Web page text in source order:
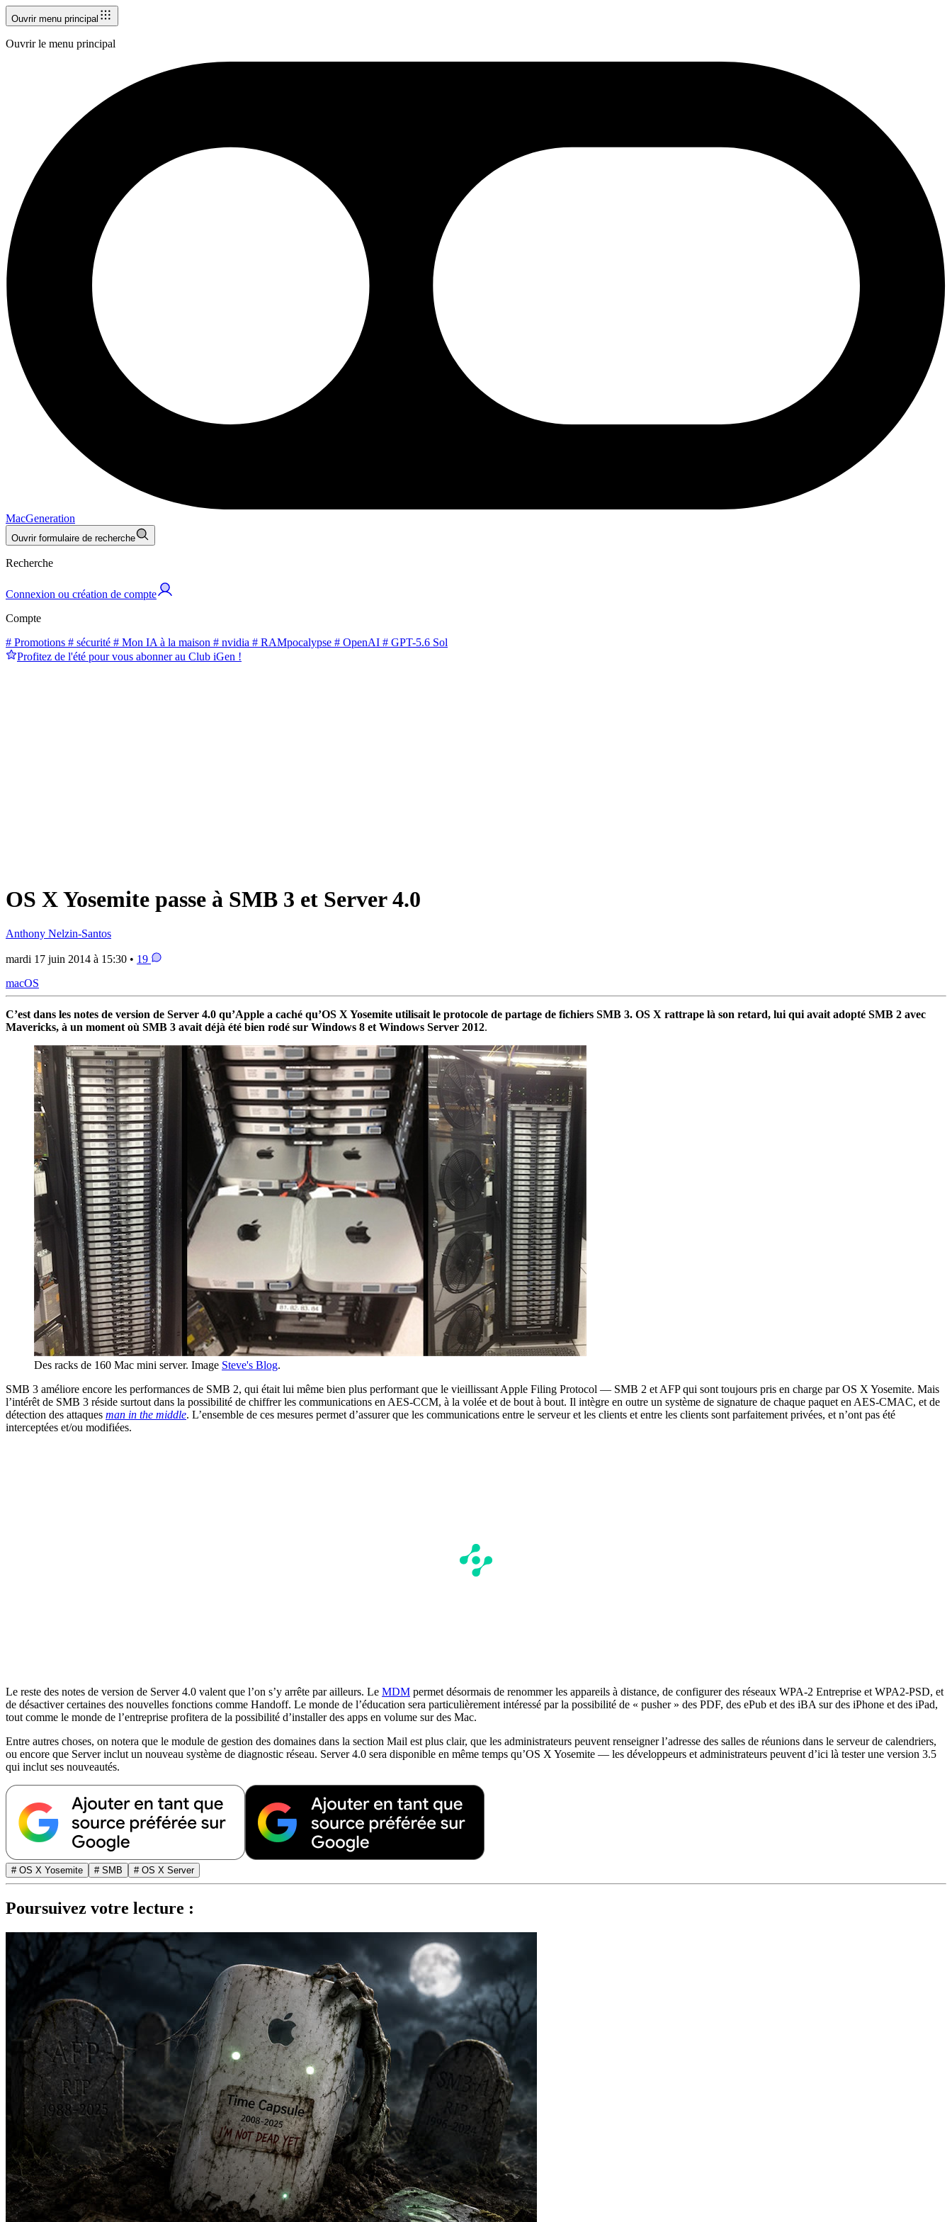
Ouvrir menu principal
Ouvrir le menu principal
MacGeneration
Ouvrir formulaire de recherche
Recherche
Connexion ou création de compte
Compte
# Promotions # sécurité # Mon IA à la maison # nvidia # RAMpocalypse # OpenAI # GPT-5.6 Sol
Profitez de l'été pour vous abonner au Club iGen !
OS X Yosemite passe à SMB 3 et Server 4.0
Anthony Nelzin-Santos
mardi 17 juin 2014 à 15:30 • 19
macOS
C’est dans les notes de version de Server 4.0 qu’Apple a caché qu’OS X Yosemite utilisait le protocole de partage de fichiers SMB 3. OS X rattrape là son retard, lui qui avait adopté SMB 2 avec
Mavericks, à un moment où SMB 3 avait déjà été bien rodé sur Windows 8 et Windows Server 2012.
Des racks de 160 Mac mini server. Image Steve's Blog.
SMB 3 améliore encore les performances de SMB 2, qui était lui même bien plus performant que le vieillissant Apple Filing Protocol — SMB 2 et AFP qui sont toujours pris en charge par OS X Yosemite. Mais
l’intérêt de SMB 3 réside surtout dans la possibilité de chiffrer les communications en AES-CCM, à la volée et de bout à bout. Il intègre en outre un système de signature de chaque paquet en AES-CMAC, et de
détection des attaques man in the middle. L’ensemble de ces mesures permet d’assurer que les communications entre le serveur et les clients et entre les clients sont parfaitement privées, et n’ont pas été
interceptées et/ou modifiées.
Le reste des notes de version de Server 4.0 valent que l’on s’y arrête par ailleurs. Le MDM permet désormais de renommer les appareils à distance, de configurer des réseaux WPA-2 Entreprise et WPA2-PSD, et
de désactiver certaines des nouvelles fonctions comme Handoff. Le monde de l’éducation sera particulièrement intéressé par la possibilité de « pusher » des PDF, des ePub et des iBA sur des iPhone et des iPad,
tout comme le monde de l’entreprise profitera de la possibilité d’installer des apps en volume sur des Mac.
Entre autres choses, on notera que le module de gestion des domaines dans la section Mail est plus clair, que les administrateurs peuvent renseigner l’adresse des salles de réunions dans le serveur de calendriers,
ou encore que Server inclut un nouveau système de diagnostic réseau. Server 4.0 sera disponible en même temps qu’OS X Yosemite — les développeurs et administrateurs peuvent d’ici là tester une version 3.5
qui inclut ses nouveautés.
# OS X Yosemite # SMB # OS X Server
Poursuivez votre lecture :